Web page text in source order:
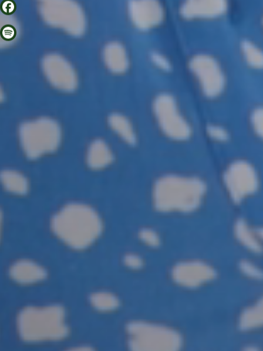
CORA APARTMENTS